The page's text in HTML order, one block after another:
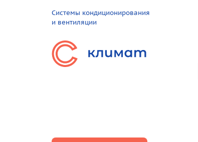
Системы кондиционирования
и вентиляции